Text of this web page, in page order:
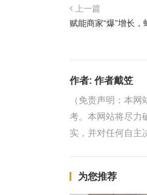
上一篇
赋能商家“爆”增长
作者: 作者戴笠
（免责声明：本
考。本网站将尽力
实，并对任何自主
为您推荐